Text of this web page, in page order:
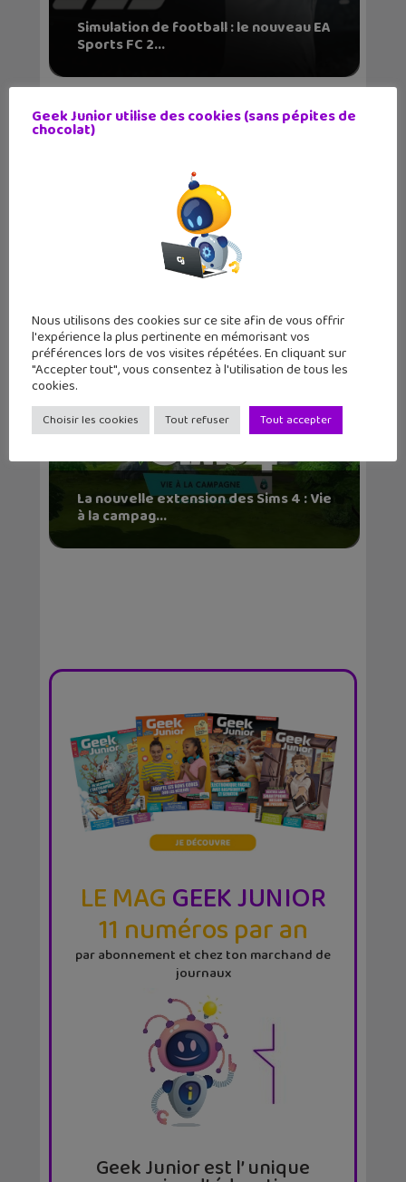
Simulation de football : le nouveau EA
Sports FC 2...
mobile qui revisi...
La nouvelle extension des Sims 4 : Vie
à la campag...
LE MAGGEEK JUNIOR
11 numéros par an
par abonnement et chez ton marchand de
journaux
Geek Junior est l’ unique
Geek Junior utilise des cookies (sans pépites de
chocolat)
Nous utilisons des cookies sur ce site afin de vous offrir
l'expérience la plus pertinente en mémorisant vos
préférences lors de vos visites répétées. En cliquant sur
"Accepter tout", vous consentez à l'utilisation de tous les
cookies.
Choisir les cookies Tout refuser Tout accepter